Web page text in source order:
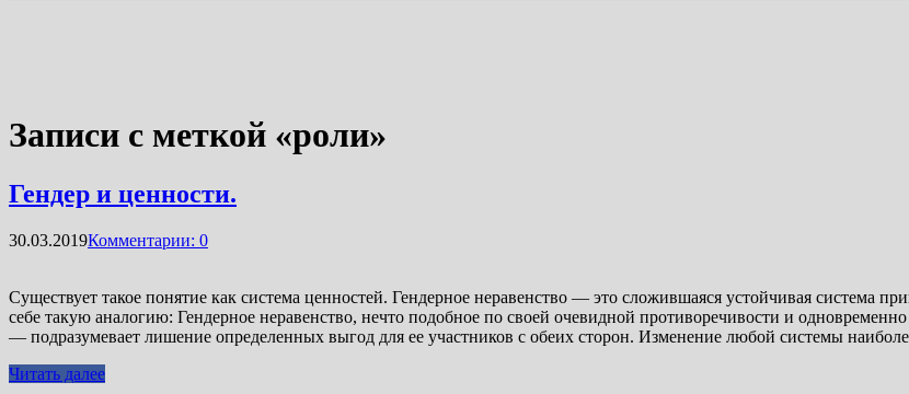
Записи с меткой «роли»
Гендер и ценности.
30.03.2019Комментарии: 0
Существует такое понятие как система ценностей. Гендерное неравенство — это сложившаяся устойчивая система
себе такую аналогию: Гендерное неравенство, нечто подобное по своей очевидной противоречивости и
— подразумевает лишение определенных выгод для ее участников с обеих сторон. Изменение любой системы
Читать далее